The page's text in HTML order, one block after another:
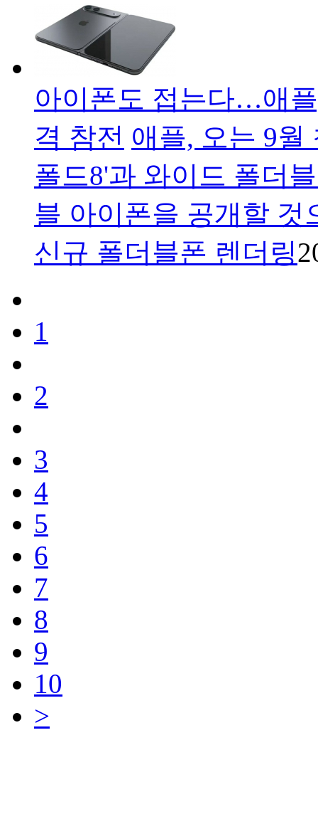
아이폰도 접는다…애
격 참전 애플, 오는 9월
폴드8'과 와이드 폴더
블 아이폰을 공개할 것
신규 폴더블폰 렌더링
1
2
3
4
5
6
7
8
9
10
>